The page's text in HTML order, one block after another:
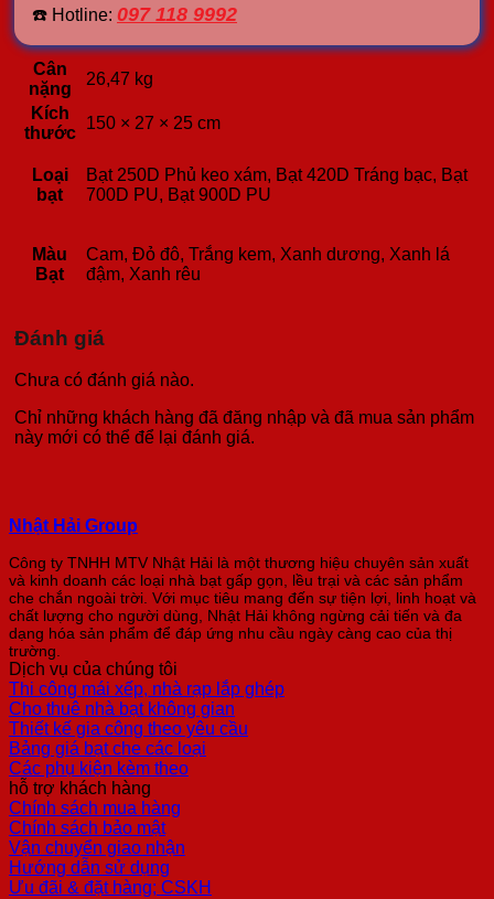
☎️ Hotline: 097 118 9992
Cân
nặng
26,47 kg
Kích
thước
150 × 27 × 25 cm
Loại
bạt
Bạt 250D Phủ keo xám, Bạt 420D Tráng bạc, Bạt
700D PU, Bạt 900D PU
Màu
Bạt
Cam, Đỏ đô, Trắng kem, Xanh dương, Xanh lá
đậm, Xanh rêu
Đánh giá
Chưa có đánh giá nào.
Chỉ những khách hàng đã đăng nhập và đã mua sản phẩm
này mới có thể để lại đánh giá.
Nhật Hải Group
Công ty TNHH MTV Nhật Hải là một thương hiệu chuyên sản xuất
và kinh doanh các loại nhà bạt gấp gọn, lều trại và các sản phẩm
che chắn ngoài trời. Với mục tiêu mang đến sự tiện lợi, linh hoạt và
chất lượng cho người dùng, Nhật Hải không ngừng cải tiến và đa
dạng hóa sản phẩm để đáp ứng nhu cầu ngày càng cao của thị
trường.
Dịch vụ của chúng tôi
Thi công mái xếp, nhà rạp lắp ghép
Cho thuê nhà bạt không gian
Thiết kế gia công theo yêu cầu
Bảng giá bạt che các loại
Các phụ kiện kèm theo
hỗ trợ khách hàng
Chính sách mua hàng
Chính sách bảo mật
Vận chuyển giao nhận
Hướng dẫn sử dụng
Ưu đãi & đặt hàng; CSKH